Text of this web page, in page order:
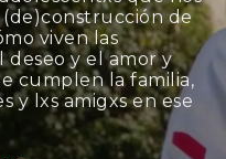
de
viven las
deseo y el amor y
cumplen la familia,
y lxs amigxs en ese